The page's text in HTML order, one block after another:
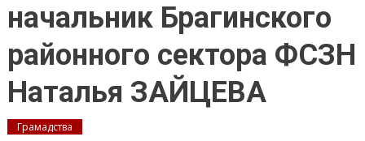
начальник Брагинского
районного сектора ФСЗН
Наталья ЗАЙЦЕВА
Грамадства